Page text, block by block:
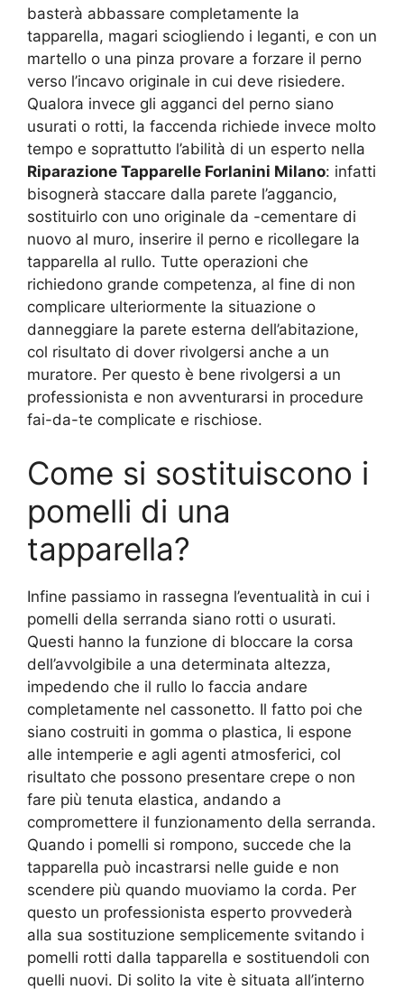
basterà abbassare completamente la
tapparella, magari sciogliendo i leganti, e con un
martello o una pinza provare a forzare il perno
verso l’incavo originale in cui deve risiedere.
Qualora invece gli agganci del perno siano
usurati o rotti, la faccenda richiede invece molto
tempo e soprattutto l’abilità di un esperto nella
Riparazione Tapparelle Forlanini Milano: infatti
bisognerà staccare dalla parete l’aggancio,
sostituirlo con uno originale da -cementare di
nuovo al muro, inserire il perno e ricollegare la
tapparella al rullo. Tutte operazioni che
richiedono grande competenza, al fine di non
complicare ulteriormente la situazione o
danneggiare la parete esterna dell’abitazione,
col risultato di dover rivolgersi anche a un
muratore. Per questo è bene rivolgersi a un
professionista e non avventurarsi in procedure
fai-da-te complicate e rischiose.
Come si sostituiscono i
pomelli di una
tapparella?
Infine passiamo in rassegna l’eventualità in cui i
pomelli della serranda siano rotti o usurati.
Questi hanno la funzione di bloccare la corsa
dell’avvolgibile a una determinata altezza,
impedendo che il rullo lo faccia andare
completamente nel cassonetto. Il fatto poi che
siano costruiti in gomma o plastica, li espone
alle intemperie e agli agenti atmosferici, col
risultato che possono presentare crepe o non
fare più tenuta elastica, andando a
compromettere il funzionamento della serranda.
Quando i pomelli si rompono, succede che la
tapparella può incastrarsi nelle guide e non
scendere più quando muoviamo la corda. Per
questo un professionista esperto provvederà
alla sua sostituzione semplicemente svitando i
pomelli rotti dalla tapparella e sostituendoli con
quelli nuovi. Di solito la vite è situata all’interno